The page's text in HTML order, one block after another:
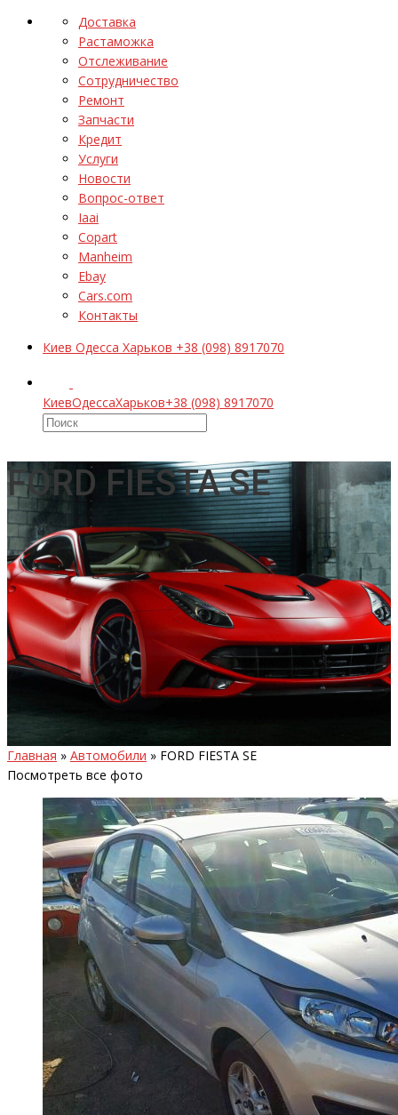
Доставка
Растаможка
Отслеживание
Сотрудничество
Ремонт
Запчасти
Кредит
Услуги
Новости
Вопрос-ответ
Iaai
Copart
Manheim
Ebay
Cars.com
Контакты
Киев Одесса Харьков +38 (098) 8917070
КиевОдессаХарьков+38 (098) 8917070
FORD FIESTA SE
Главная » Автомобили » FORD FIESTA SE
Посмотреть все фото